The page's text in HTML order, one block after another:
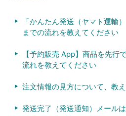
「かんたん発送（ヤマト運輸
までの流れを教えてください
【予約販売 App】商品を先行
流れを教えてください
注文情報の見方について、教
発送完了（発送通知）メール